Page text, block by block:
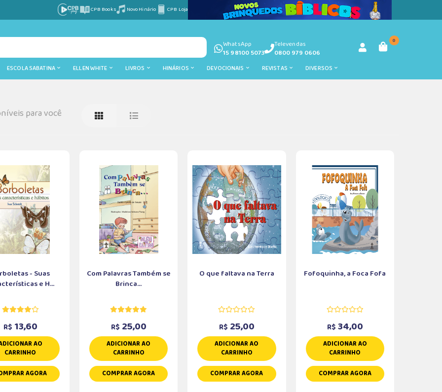
CPB Books Novo Hinário CPB Loja
WhatsApp
15 98100 5073
Televendas
0800 979 0606
0
ESCOLA SABATINA ELLEN WHITE LIVROS HINÁRIOS DEVOCIONAIS REVISTAS DIVERSOS
para você
- Suas
e H...
R$ 13,60
AO
CARRINHO
AGORA
Com Palavras Também se
Brinca...
R$ 25,00
ADICIONAR AO
CARRINHO
COMPRAR AGORA
O que faltava na Terra
R$ 25,00
ADICIONAR AO
CARRINHO
COMPRAR AGORA
Fofoquinha, a Foca Fofa
R$ 34,00
ADICIONAR AO
CARRINHO
COMPRAR AGORA